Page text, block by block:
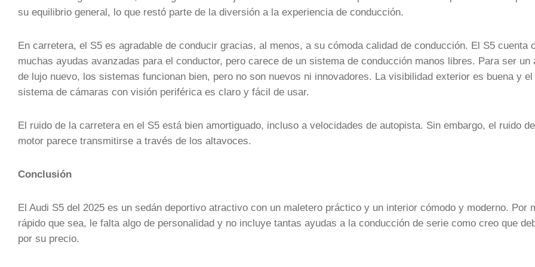
su equilibrio general, lo que restó parte de la diversión a la experiencia de conducción.
En carretera, el S5 es agradable de conducir gracias, al menos, a su cómoda calidad de conducción. El S5 cuenta
muchas ayudas avanzadas para el conductor, pero carece de un sistema de conducción manos libres. Para ser un
de lujo nuevo, los sistemas funcionan bien, pero no son nuevos ni innovadores. La visibilidad exterior es buena y el
sistema de cámaras con visión periférica es claro y fácil de usar.
El ruido de la carretera en el S5 está bien amortiguado, incluso a velocidades de autopista. Sin embargo, el ruido
motor parece transmitirse a través de los altavoces.
Conclusión
El Audi S5 del 2025 es un sedán deportivo atractivo con un maletero práctico y un interior cómodo y moderno. Por
rápido que sea, le falta algo de personalidad y no incluye tantas ayudas a la conducción de serie como creo que
por su precio.